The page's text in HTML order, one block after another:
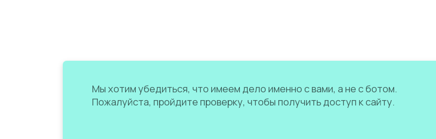
Мы хотим убедиться, что имеем дело именно с вами, а не с ботом.
Пожалуйста, пройдите проверку, чтобы получить доступ к сайту.